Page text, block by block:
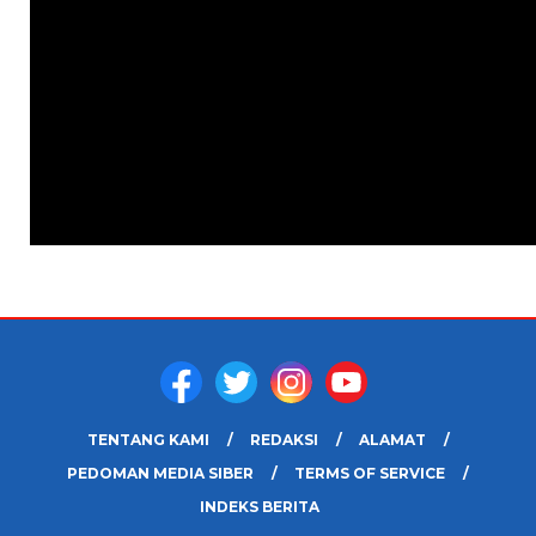
TENTANG KAMI REDAKSI
ALAMAT
PEDOMAN MEDIA SIBER
TERMS OF SERVICE
INDEKS BERITA